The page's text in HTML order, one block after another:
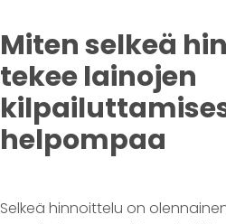
Miten selkeä
tekee lainojen
helpompaa
Selkeä hinnoittelu on